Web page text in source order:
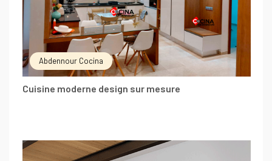
Abdennour Cocina
Cuisine moderne design sur mesure